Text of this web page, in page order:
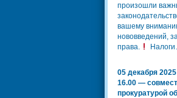
произошли
вашему
нововведений,
права.
05 декабря
16.00 —
прокуратурой